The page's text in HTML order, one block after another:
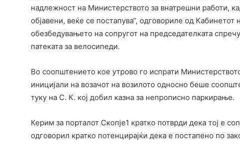
надлежност на Министерството за внатрешни работи,
објавени, веќе се постапува“, одговориле од
обезбедувањето на сопругот на председателката
патеката за велосипеди.
Во соопштението кое утрово го испрати
иницијали на возачот на возилото односно беше
туку на С. К. кој добил казна за непрописно паркирање.
Керим за порталот Скопје1 кратко потврди дека тој е
одговорил кратко потенцирајќи дека е постапено по